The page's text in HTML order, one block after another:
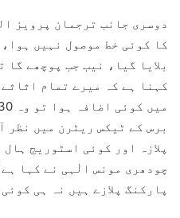
دوسری جانب ترجمان پرویز
کا کوئی خط موصول نہیں
بلایا گیا، نیب جب پوچھے
کہنا ہے کہ میرے تمام
برس کے ٹیکس ریٹرن میں نظر
پلازہ اور کوئی اسٹوریج
چودھری مونس الٰہی نے کہا
پارکنگ پلازے ہیں نہ ہی